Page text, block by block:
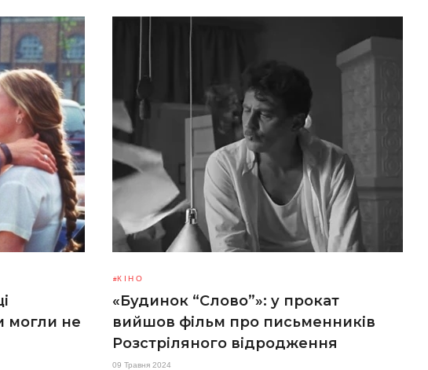
могли не
КІНО
«Будинок “Слово”»: у прокат
вийшов фільм про письменників
Розстріляного відродження
09 Травня 2024